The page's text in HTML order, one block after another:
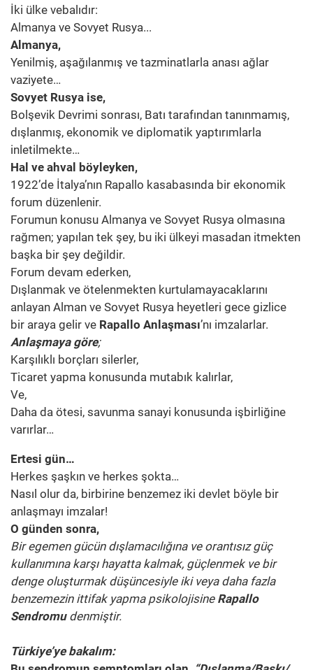
İki ülke vebalıdır:
Almanya ve Sovyet Rusya...
Almanya,
Yenilmiş, aşağılanmış ve tazminatlarla anası ağlar
vaziyete…
Sovyet Rusya ise,
Bolşevik Devrimi sonrası, Batı tarafından tanınmamış,
dışlanmış, ekonomik ve diplomatik yaptırımlarla
inletilmekte…
Hal ve ahval böyleyken,
1922’de İtalya’nın Rapallo kasabasında bir ekonomik
forum düzenlenir.
Forumun konusu Almanya ve Sovyet Rusya olmasına
rağmen; yapılan tek şey, bu iki ülkeyi masadan itmekten
başka bir şey değildir.
Forum devam ederken,
Dışlanmak ve ötelenmekten kurtulamayacaklarını
anlayan Alman ve Sovyet Rusya heyetleri gece gizlice
bir araya gelir ve Rapallo Anlaşması’nı imzalarlar.
Anlaşmaya göre;
Karşılıklı borçları silerler,
Ticaret yapma konusunda mutabık kalırlar,
Ve,
Daha da ötesi, savunma sanayi konusunda işbirliğine
varırlar…
Ertesi gün…
Herkes şaşkın ve herkes şokta…
Nasıl olur da, birbirine benzemez iki devlet böyle bir
anlaşmayı imzalar!
O günden sonra,
Bir egemen gücün dışlamacılığına ve orantısız güç
kullanımına karşı hayatta kalmak, güçlenmek ve bir
denge oluşturmak düşüncesiyle iki veya daha fazla
benzemezin ittifak yapma psikolojisine Rapallo
Sendromudenmiştir.
Türkiye’ye bakalım: